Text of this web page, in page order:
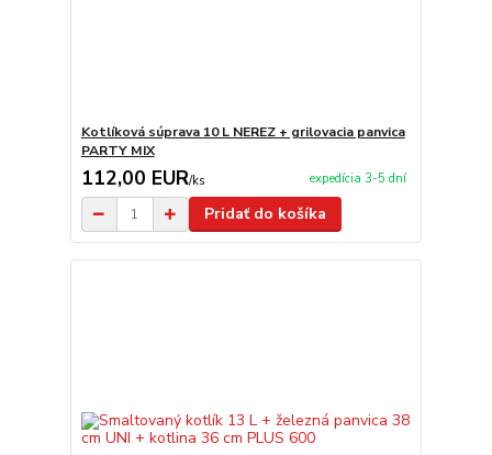
Kotlíková súprava 10 L NEREZ + grilovacia panvica
PARTY MIX
112,00 EUR/ks expedícia 3-5 dní
Pridať do košíka